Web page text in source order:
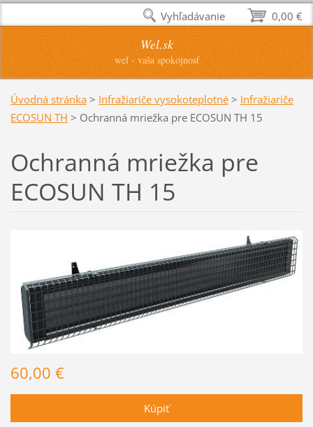
Wel.sk
wel - vaša spokojnosť
Úvodná stránka > Infražiariče vysokoteplotné > Infražiariče
ECOSUN TH > Ochranná mriežka pre ECOSUN TH 15
Ochranná mriežka pre
ECOSUN TH 15
60,00 €
0,00 €
Vyhľadávanie